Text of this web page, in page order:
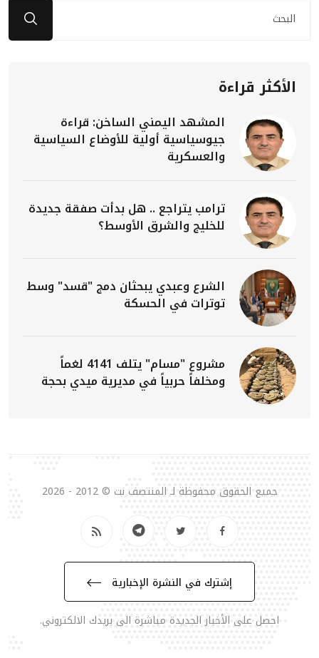
الأكثر قراءة
المشهد اليمني الساخن: قراءة
جيوسياسية أولية للأوضاع السياسية
والعسكرية
ترامب يتراجع .. هل بدأت صفقة جديدة
للخليج والشرق الأوسط؟
الشرع وعبدي يبحثان دمج "قسد" وسط
توترات في الحسكة
مشروع "مسام" يتلف 4141 لغماً
ومخلفاً حربياً في مديرية ميدي بحجة
جميع الحقوق محفوظة لـ المنتصف نت © 2012 - 2026
إشترك في النشرة الإخبارية
احصل على الأخبار الجديدة مباشرة الى بريدك الالكتروني.